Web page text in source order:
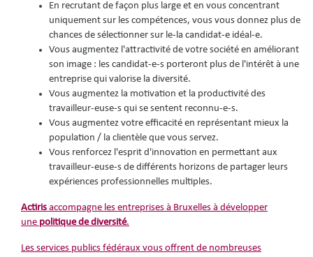
En recrutant de façon plus large et en vous concentrant
uniquement sur les compétences, vous vous donnez plus de
chances de sélectionner sur le-la candidat-e idéal-e.
Vous augmentez l'attractivité de votre société en améliorant
son image : les candidat-e-s porteront plus de l'intérêt à une
entreprise qui valorise la diversité.
Vous augmentez la motivation et la productivité des
travailleur-euse-s qui se sentent reconnu-e-s.
Vous augmentez votre efficacité en représentant mieux la
population / la clientèle que vous servez.
Vous renforcez l'esprit d'innovation en permettant aux
travailleur-euse-s de différents horizons de partager leurs
expériences professionnelles multiples.
Actiris accompagne les entreprises à Bruxelles à développer
une politique de diversité.
Les services publics fédéraux vous offrent de nombreuses